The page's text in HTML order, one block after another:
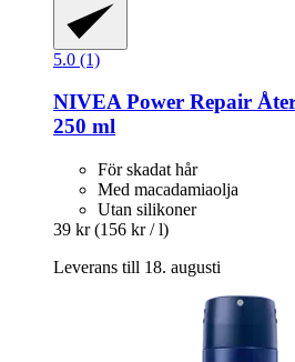
5.0 (1)
NIVEAPower Repair
250 ml
För skadat hår
Med macadamiaolja
Utan silikoner
39 kr (156 kr / l)
Leverans till 18. augusti